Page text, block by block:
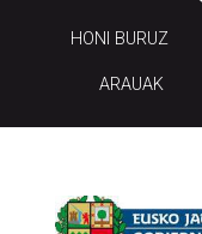
HONI BURUZ
ARAUAK